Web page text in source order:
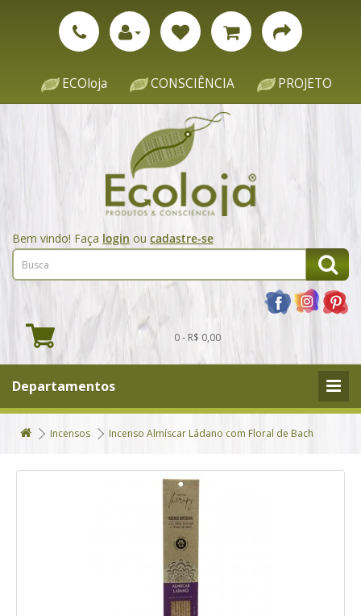
ECOloja CONSCIÊNCIA PROJETO
Bem vindo! Faça login ou cadastre-se
0 - R$ 0,00
Departamentos
Incensos Incenso Almíscar Ládano com Floral de Bach